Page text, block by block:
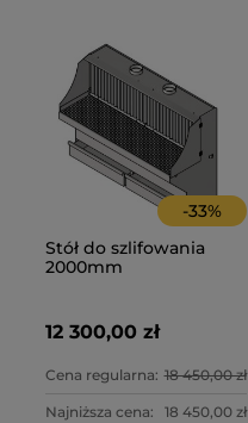
-33%
Stół do szlifowania
2000mm
12 300,00 zł
Cena regularna: 18 450,00 zł
Najniższa cena: 18 450,00 zł